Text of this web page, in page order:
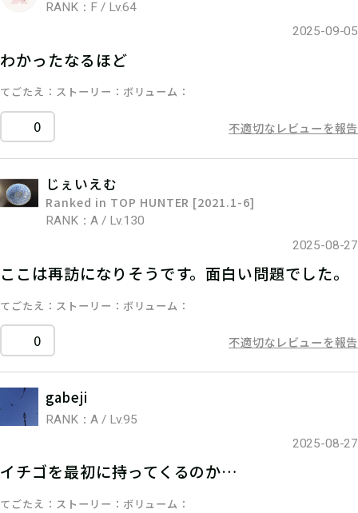
RANK：F / Lv.64
2025-09-05
わかったなるほど
てごたえ ストーリー ボリューム
0 不適切なレビューを報告
じぇいえむ
Ranked in TOP HUNTER [2021.1-6]
RANK：A / Lv.130
2025-08-27
ここは再訪になりそうです。面白い問題でした。
てごたえ ストーリー ボリューム
0 不適切なレビューを報告
gabeji
RANK：A / Lv.95
2025-08-27
イチゴを最初に持ってくるのか…
てごたえ ストーリー ボリューム